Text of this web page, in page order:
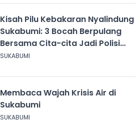
Kisah Pilu Kebakaran Nyalindung
Sukabumi: 3 Bocah Berpulang
Bersama Cita-cita Jadi Polisi
dan Guru
SUKABUMI
Membaca Wajah Krisis Air di
Sukabumi
SUKABUMI